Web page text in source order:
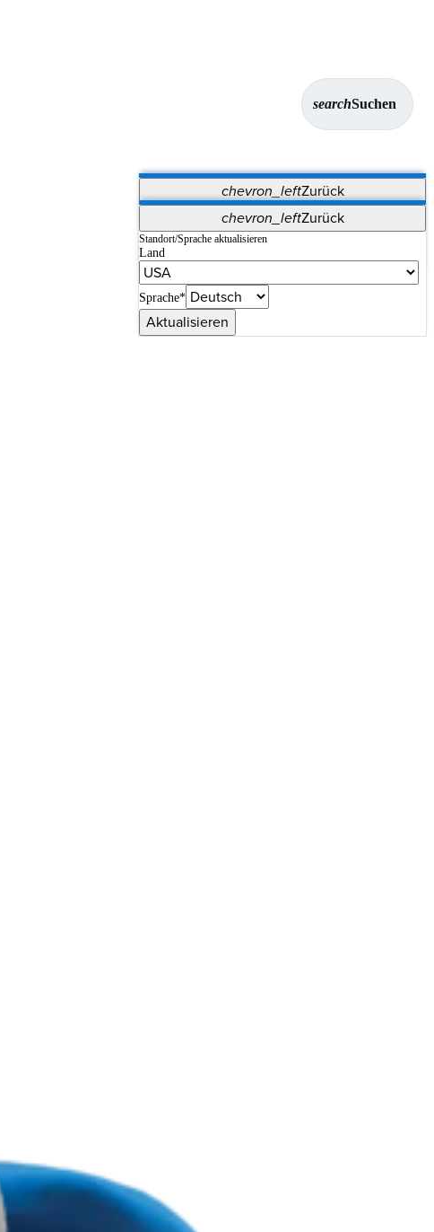
searchSuchen
chevron_leftZurück
Vet Systems OrthoPedia Patient
Supplier Portal
Synergy-Bildgebung und -Resektion
chevron_leftZurück
Standort/Sprache aktualisieren
Land
Sprache*
Aktualisieren